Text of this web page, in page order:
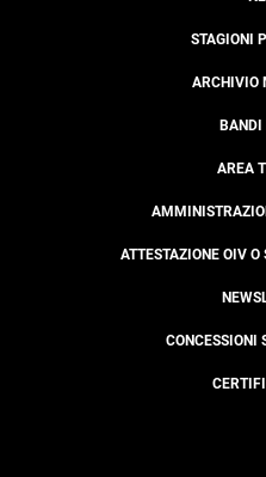
STAGIONI
ARCHIVIO
BANDI
AREA
ATTESTAZIONE OIV
CONCESSIONI